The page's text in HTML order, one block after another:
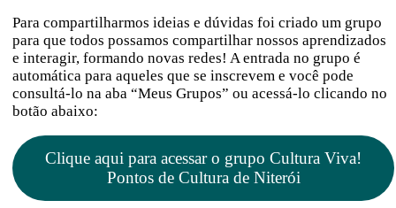
Para compartilharmos ideias e dúvidas foi criado um grupo
para que todos possamos compartilhar nossos aprendizados
e interagir, formando novas redes! A entrada no grupo é
automática para aqueles que se inscrevem e você pode
consultá-lo na aba “Meus Grupos” ou acessá-lo clicando no
botão abaixo:
Clique aqui para acessar o grupo Cultura Viva!
Pontos de Cultura de Niterói